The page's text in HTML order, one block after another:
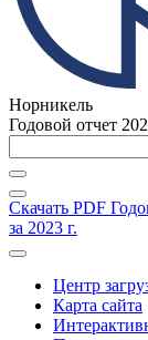
Норникель
Годовой отчет
Скачать PDF
за 2023 г.
Центр
Карта сайта